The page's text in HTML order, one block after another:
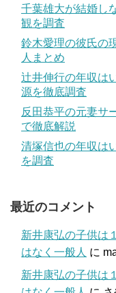
千葉雄大が結婚し
観を調査
鈴木愛理の彼氏の
人まとめ
辻井伸行の年収は
源を徹底調査
反田恭平の元妻サ
で徹底解説
清塚信也の年収は
を調査
最近のコメント
新井康弘の子供は
はなく一般人 に
新井康弘の子供は